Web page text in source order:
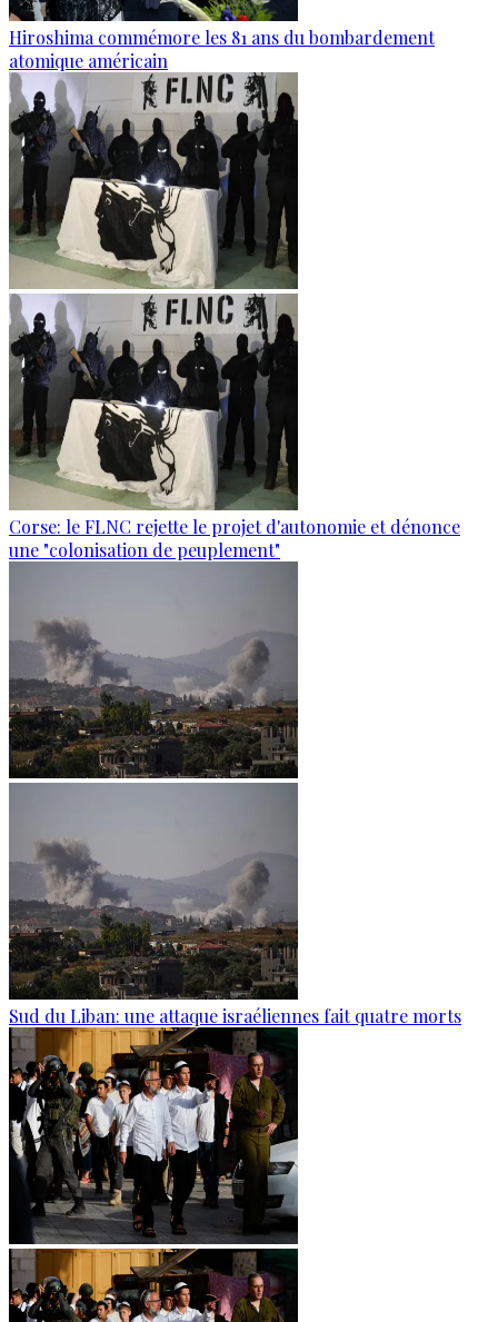
Hiroshima commémore les 81 ans du bombardement
atomique américain
Corse: le FLNC rejette le projet d'autonomie et dénonce
une "colonisation de peuplement"
Sud du Liban: une attaque israéliennes fait quatre morts